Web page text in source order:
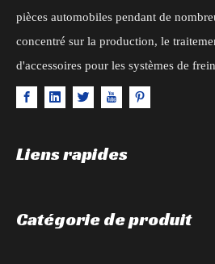
pièces automobiles pendant de
concentré sur la production, le
d'accessoires pour les systèmes de
Liens rapides
Catégorie de produit